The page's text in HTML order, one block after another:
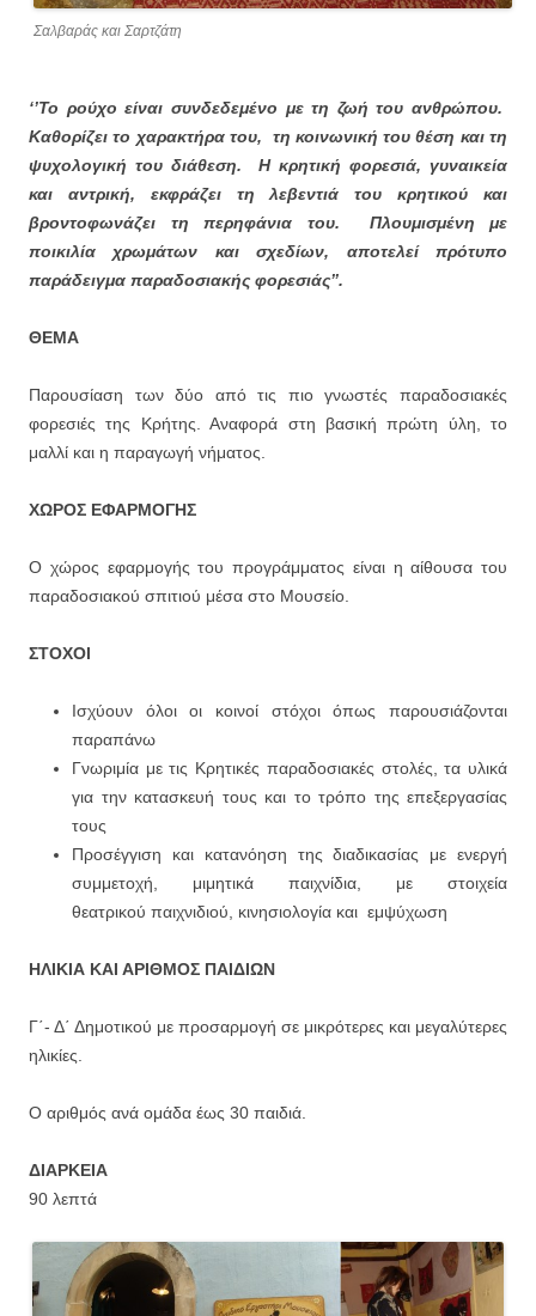
Σαλβαράς και Σαρτζάτη
‘’Το ρούχο είναι συνδεδεμένο με τη ζωή του ανθρώπου.
Καθορίζει το χαρακτήρα του, τη κοινωνική του θέση και τη
ψυχολογική του διάθεση. Η κρητική φορεσιά, γυναικεία
και αντρική, εκφράζει τη λεβεντιά του κρητικού και
βροντοφωνάζει τη περηφάνια του. Πλουμισμένη με
ποικιλία χρωμάτων και σχεδίων, αποτελεί πρότυπο
παράδειγμα παραδοσιακής φορεσιάς’’.
ΘΕΜΑ
Παρουσίαση των δύο από τις πιο γνωστές παραδοσιακές
φορεσιές της Κρήτης. Αναφορά στη βασική πρώτη ύλη, το
μαλλί και η παραγωγή νήματος.
ΧΩΡΟΣ ΕΦΑΡΜΟΓΗΣ
Ο χώρος εφαρμογής του προγράμματος είναι η αίθουσα του
παραδοσιακού σπιτιού μέσα στο Μουσείο.
ΣΤΟΧΟΙ
Ισχύουν όλοι οι κοινοί στόχοι όπως παρουσιάζονται
παραπάνω
Γνωριμία με τις Κρητικές παραδοσιακές στολές, τα υλικά
για την κατασκευή τους και το τρόπο της επεξεργασίας
τους
Προσέγγιση και κατανόηση της διαδικασίας με ενεργή
συμμετοχή, μιμητικά παιχνίδια, με στοιχεία
θεατρικού παιχνιδιού, κινησιολογία και εμψύχωση
ΗΛΙΚΙΑ ΚΑΙ ΑΡΙΘΜΟΣ ΠΑΙΔΙΩΝ
Γ΄- Δ΄ Δημοτικού με προσαρμογή σε μικρότερες και μεγαλύτερες
ηλικίες.
Ο αριθμός ανά ομάδα έως 30 παιδιά.
ΔΙΑΡΚΕΙΑ
90 λεπτά